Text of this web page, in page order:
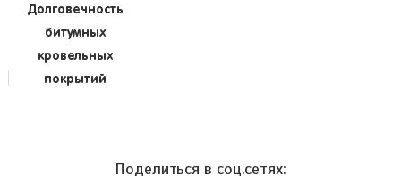
Долговечность
битумных
кровельных
покрытий